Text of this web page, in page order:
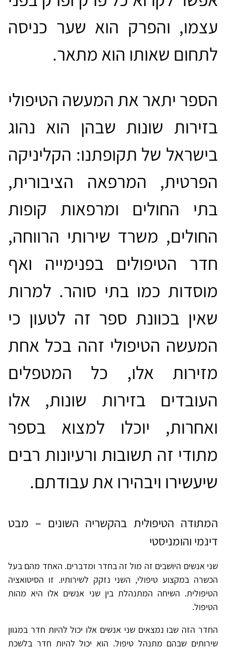
עצמו, והפרק הוא שער כניסה
לתחום שאותו הוא מתאר.
הספר יתאר את המעשה הטיפולי
בזירות שונות שבהן הוא נהוג
בישראל של תקופתנו: הקליניקה
הפרטית, המרפאה הציבורית,
בתי החולים ומרפאות קופות
החולים, משרד שירותי הרווחה,
חדר הטיפולים בפנימייה ואף
מוסדות כמו בתי סוהר. למרות
שאין בכוונת ספר זה לטעון כי
המעשה הטיפולי זהה בכל אחת
מזירות אלו, כל המטפלים
העובדים בזירות שונות, אלו
ואחרות, יוכלו למצוא בספר
מתודי זה תשובות ורעיונות רבים
שיעשירו ויבהירו את עבודתם.
המתודה הטיפולית בהקשריה השונים – מבט
דינמי והומניסטי
שני אנשים היושבים זה מול זה בחדר ומדברים. האחד מהם בעל
הכשרה במקצוע טיפולי, השני נזקק לשירותיו. זו הסיטואציה
הטיפולית. השיחה המתנהלת בין שני אנשים אלו היא מהות
הטיפול.
החדר הזה שבו נמצאים שני אנשים אלו יכול להיות חדר במגוון
שירותים שבהם מתנהל טיפול. הוא יכול להיות חדר בלשכת